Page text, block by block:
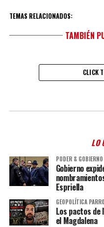
TEMAS RELACIONADOS:
TAMBIÉN
CLICK
LO
PODER & GOBIERNO
Gobierno
Espriella
GEOPOLÍTICA
Los pactos
el Magdalena